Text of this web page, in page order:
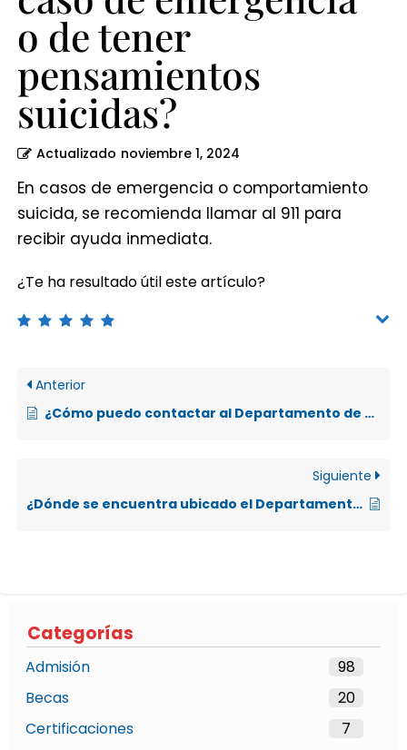
Categorías
Admisión
98
Becas
20
Certificaciones
7
o de tener
pensamientos
suicidas?
Actualizado noviembre 1, 2024
En casos de emergencia o comportamiento
suicida, se recomienda llamar al 911 para
recibir ayuda inmediata.
¿Te ha resultado útil este artículo?
Anterior
¿Cómo puedo contactar al Departamento de Orientación y Psicología?
Siguiente
¿Dónde se encuentra ubicado el Departamento de Orientación y Psicología en la UNA?